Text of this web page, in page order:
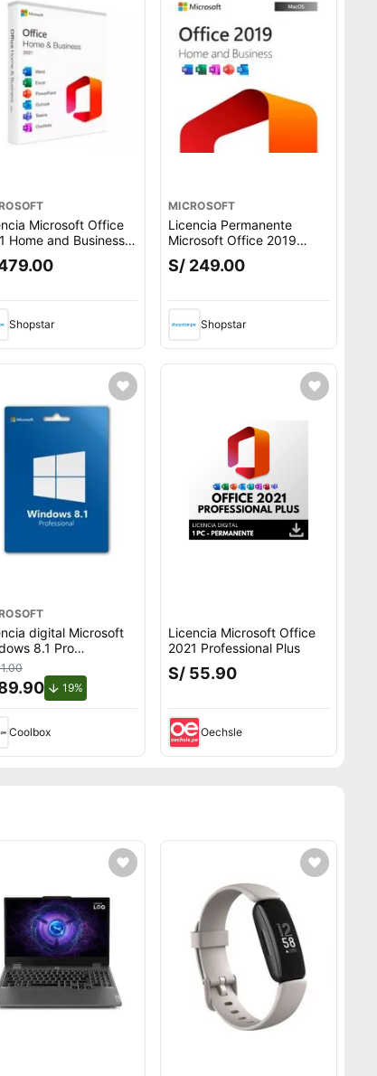
Microsoft Office
Home and Business
MAC
Shopstar
MICROSOFT
Licencia Permanente
Microsoft Office 2019
Home and Business para
MAC
S/ 249.00
Shopstar
digital Microsoft
8.1 Pro
online, 1 PC, uso
instalación
19%
Coolbox
Licencia Microsoft Office
2021 Professional Plus
S/ 55.90
Oechsle